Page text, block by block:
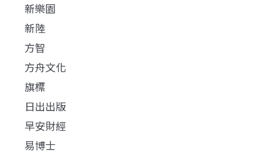
新樂園
新陸
方智
方舟文化
旗標
日出出版
早安財經
易博士